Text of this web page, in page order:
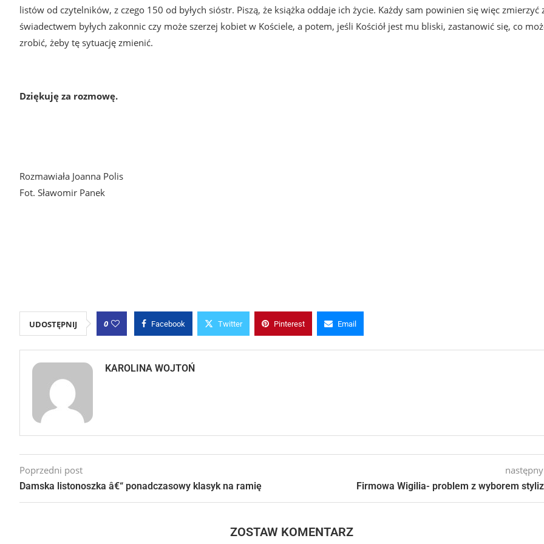
listów od czytelników, z czego 150 od byłych sióstr. Piszą, że książka oddaje ich życie. Każdy sam powinien się więc zmierzyć
świadectwem byłych zakonnic czy może szerzej kobiet w Kościele, a potem, jeśli Kościół jest mu bliski, zastanowić się, co
zrobić, żeby tę sytuację zmienić.
Dziękuję za rozmowę.
Rozmawiała Joanna Polis
Fot. Sławomir Panek
UDOSTĘPNIJ 0 Facebook Twitter Pinterest Email
KAROLINA WOJTOŃ
Poprzedni post
Damska listonoszka â€“ ponadczasowy klasyk na ramię Firmowa Wigilia- problem z wyborem
ZOSTAW KOMENTARZ